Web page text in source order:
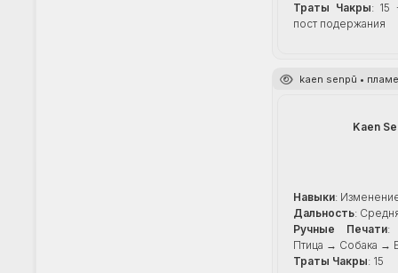
Траты Чакры: 15
пост подержания
kaen senpū •
Kaen
Навыки:
Дальность:
Ручные Печати:
Птица → Собака →
Траты Чакры: 15